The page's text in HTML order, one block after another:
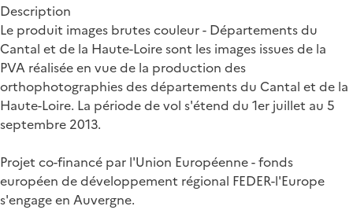
Description
Le produit images brutes couleur - Départements du
Cantal et de la Haute-Loire sont les images issues de la
PVA réalisée en vue de la production des
orthophotographies des départements du Cantal et de la
Haute-Loire. La période de vol s'étend du 1er juillet au 5
septembre 2013.
Projet co-financé par l'Union Européenne - fonds
européen de développement régional FEDER-l'Europe
s'engage en Auvergne.